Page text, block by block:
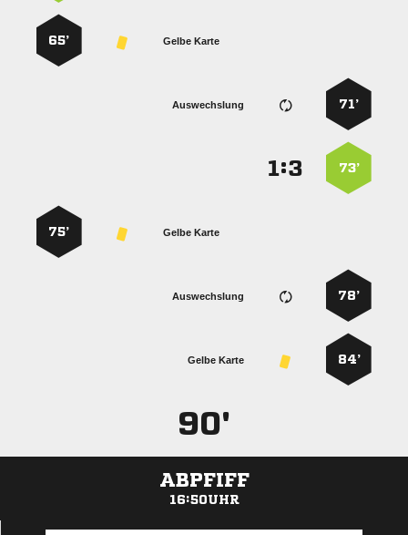
Gelbe Karte
65’
71’
Auswechslung
73’
:
Gelbe Karte
75’
78’
Auswechslung
84’
Gelbe Karte
90'
ABPFIFF
16:50UHR
ANZEIGE